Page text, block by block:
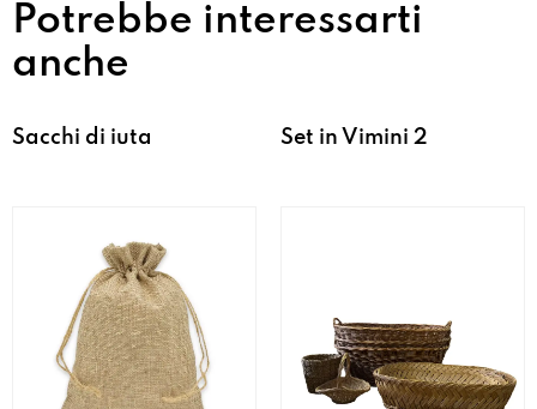
Potrebbe interessarti
anche
Sacchi di iuta Set in Vimini 2